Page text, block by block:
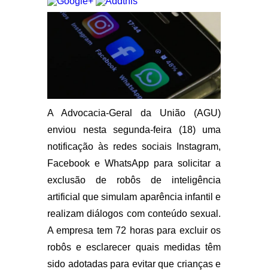
A Advocacia-Geral da União (AGU)
enviou nesta segunda-feira (18) uma
notificação às redes sociais Instagram,
Facebook e WhatsApp para solicitar a
exclusão de robôs de inteligência
artificial que simulam aparência infantil e
realizam diálogos com conteúdo sexual.
A empresa tem 72 horas para excluir os
robôs e esclarecer quais medidas têm
sido adotadas para evitar que crianças e